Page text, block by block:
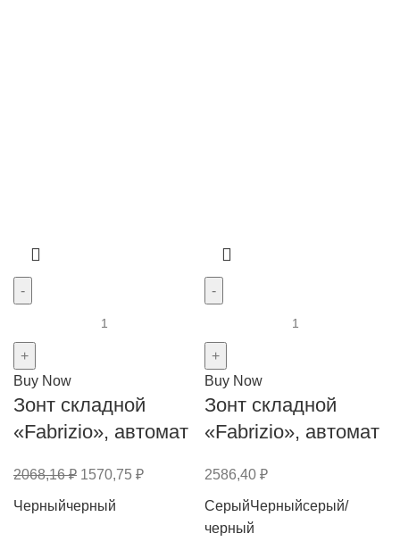
Buy Now
Зонт складной
«Fabrizio», автомат
2068,16₽ 1570,75 ₽
Buy Now
Зонт складной
«Fabrizio», автомат
2586,40 ₽
Черныйчерный СерыйЧерныйсерый/
черный